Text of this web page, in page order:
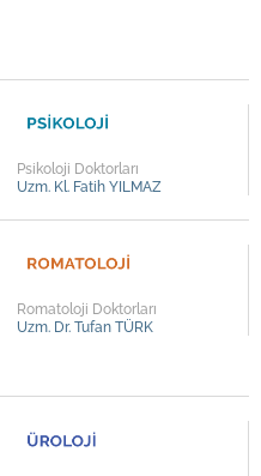
Psikoloji Doktorları
Uzm. Kl. Fatih YILMAZ
Romatoloji Doktorları
Uzm. Dr. Tufan TÜRK